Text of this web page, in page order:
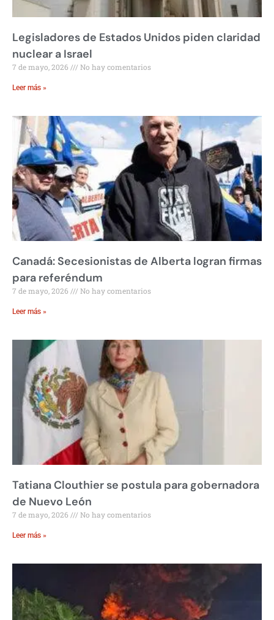
Legisladores de Estados Unidos piden claridad
nuclear a Israel
7 de mayo, 2026 No hay comentarios
Leer más »
Canadá: Secesionistas de Alberta logran firmas
para referéndum
7 de mayo, 2026 No hay comentarios
Leer más »
Tatiana Clouthier se postula para gobernadora
de Nuevo León
7 de mayo, 2026 No hay comentarios
Leer más »